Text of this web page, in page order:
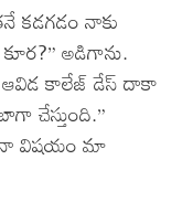
కడగడం నాకు
అడిగాను.
కాలేజ్ డేస్ దాకా
చేస్తుంది.”
విషయం మా